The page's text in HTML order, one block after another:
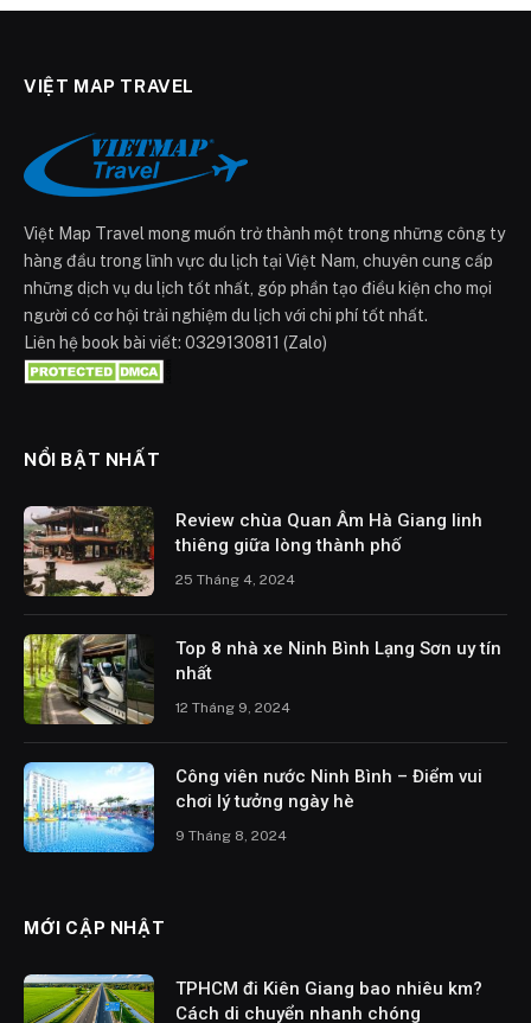
VIỆT MAP TRAVEL
Việt Map Travel mong muốn trở thành một trong những công ty
hàng đầu trong lĩnh vực du lịch tại Việt Nam, chuyên cung cấp
những dịch vụ du lịch tốt nhất, góp phần tạo điều kiện cho mọi
người có cơ hội trải nghiệm du lịch với chi phí tốt nhất.
Liên hệ book bài viết: 0329130811 (Zalo)
NỔI BẬT NHẤT
Review chùa Quan Âm Hà Giang linh
thiêng giữa lòng thành phố
25 Tháng 4, 2024
Top 8 nhà xe Ninh Bình Lạng Sơn uy tín
nhất
12 Tháng 9, 2024
Công viên nước Ninh Bình – Điểm vui
chơi lý tưởng ngày hè
9 Tháng 8, 2024
MỚI CẬP NHẬT
TPHCM đi Kiên Giang bao nhiêu km?
Cách di chuyển nhanh chóng